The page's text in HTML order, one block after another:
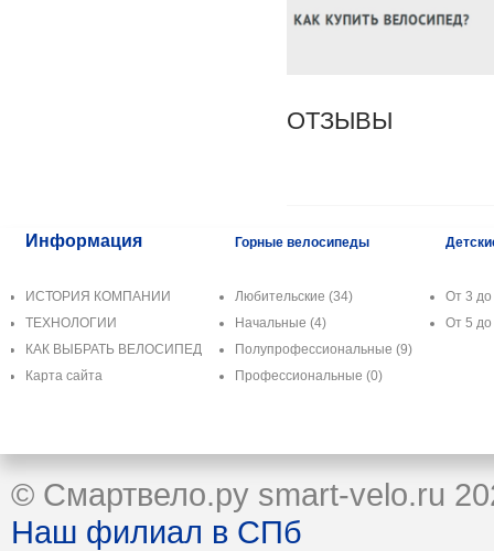
ОТЗЫВЫ
Информация
ИСТОРИЯ КОМПАНИИ
ТЕХНОЛОГИИ
КАК ВЫБРАТЬ ВЕЛОСИПЕД
Карта сайта
Горные велосипеды
Любительские (34)
Начальные (4)
Полупрофессиональные (9)
Профессиональные (0)
От 3
От 5
© Смартвело.ру smart-velo.ru
Наш филиал в СПб